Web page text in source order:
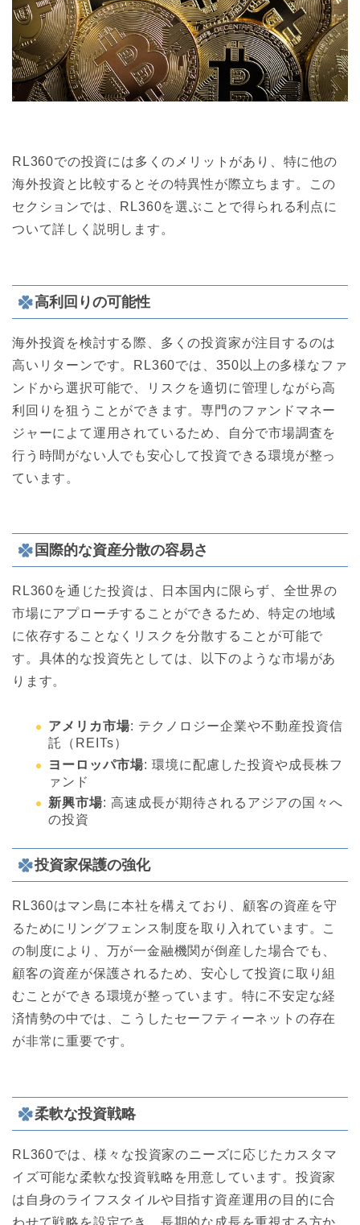
RL360での投資には多くのメリットがあり、特に他の
海外投資と比較するとその特異性が際立ちます。この
セクションでは、RL360を選ぶことで得られる利点に
ついて詳しく説明します。
高利回りの可能性
海外投資を検討する際、多くの投資家が注目するのは
高いリターンです。RL360では、350以上の多様なファ
ンドから選択可能で、リスクを適切に管理しながら高
利回りを狙うことができます。専門のファンドマネー
ジャーによて運用されているため、自分で市場調査を
行う時間がない人でも安心して投資できる環境が整っ
ています。
国際的な資産分散の容易さ
RL360を通じた投資は、日本国内に限らず、全世界の
市場にアプローチすることができるため、特定の地域
に依存することなくリスクを分散することが可能で
す。具体的な投資先としては、以下のような市場があ
ります。
アメリカ市場: テクノロジー企業や不動産投資信
託（REITs）
ヨーロッパ市場: 環境に配慮した投資や成長株フ
ァンド
新興市場: 高速成長が期待されるアジアの国々へ
の投資
投資家保護の強化
RL360はマン島に本社を構えており、顧客の資産を守
るためにリングフェンス制度を取り入れています。こ
の制度により、万が一金融機関が倒産した場合でも、
顧客の資産が保護されるため、安心して投資に取り組
むことができる環境が整っています。特に不安定な経
済情勢の中では、こうしたセーフティーネットの存在
が非常に重要です。
柔軟な投資戦略
RL360では、様々な投資家のニーズに応じたカスタマ
イズ可能な柔軟な投資戦略を用意しています。投資家
は自身のライフスタイルや目指す資産運用の目的に合
わせて戦略を設定でき、長期的な成長を重視する方か